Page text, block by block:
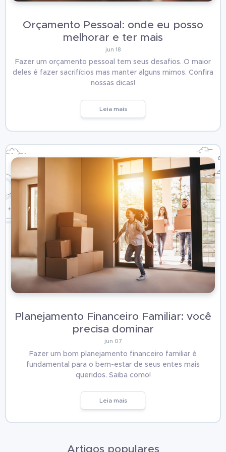
Orçamento Pessoal: onde eu posso
melhorar e ter mais
jun 18
Fazer um orçamento pessoal tem seus desafios. O maior
deles é fazer sacrifícios mas manter alguns mimos. Confira
nossas dicas!
Leia mais
Planejamento Financeiro Familiar: você
precisa dominar
jun 07
Fazer um bom planejamento financeiro familiar é
fundamental para o bem-estar de seus entes mais
queridos. Saiba como!
Leia mais
Artigos populares